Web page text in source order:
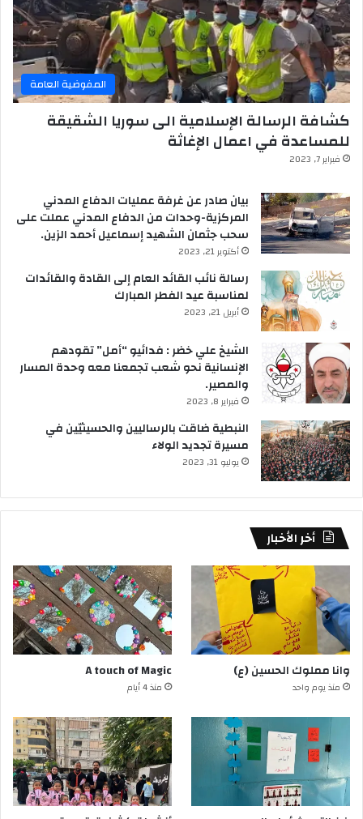
المفوضية العامة
كشافة الرسالة الإسلامية الى سوريا الشقيقة
للمساعدة في اعمال الإغاثة
فبراير 7, 2023
بيان صادر عن غرفة عمليات الدفاع المدني
المركزية-وحدات من الدفاع المدني عملت على
سحب جثمان الشهيد إسماعيل أحمد الزين.
أكتوبر 21, 2023
رسالة نائب القائد العام إلى القادة والقائدات
لمناسبة عيد الفطر المبارك
أبريل 21, 2023
الشيخ علي خضر : فدائيو “أمل” تقودهم
الإنسانية نحو شعب تجمعنا معه وحدة المسار
والمصير.
فبراير 8, 2023
النبطية ضاقت بالرساليين والحسينيّين في
مسيرة تجديد الولاء
يوليو 31, 2023
أخر الأخبار
وانا مملوك الحسين (ع)
منذ يوم واحد
A touch of Magic
منذ 4 أيام